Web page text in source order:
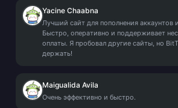
Yacine Chaabna
Лучший сайт для пополнения аккаунтов
Быстро, оперативно и поддерживает
оплаты. Я пробовал другие сайты, но
держать!
Maigualida Avila
Очень эффективно и быстро.